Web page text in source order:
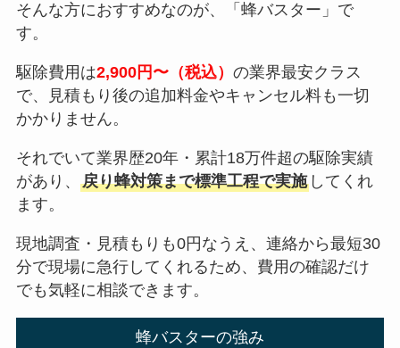
そんな方におすすめなのが、「蜂バスター」で
す。
駆除費用は2,900円〜（税込） の業界最安クラス
で、見積もり後の追加料金やキャンセル料も一切
かかりません。
それでいて業界歴20年・累計18万件超の駆除実績
があり、 戻り蜂対策まで標準工程で実施してくれ
ます。
現地調査・見積もりも0円なうえ、連絡から最短30
分で現場に急行してくれるため、費用の確認だけ
でも気軽に相談できます。
蜂バスターの強み